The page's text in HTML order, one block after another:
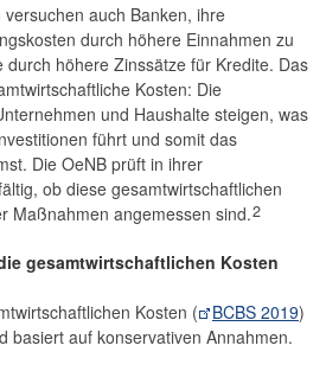
auch Banken, ihre
durch höhere Einnahmen zu
durch höhere Zinssätze für Kredite. Das
Kosten: Die
und Haushalte steigen, was
führt und somit das
Die OeNB prüft in ihrer
ob diese gesamtwirtschaftlichen
Maßnahmen angemessen sind.2
gesamtwirtschaftlichen Kosten
Kosten (
BCBS 2019)
basiert auf konservativen Annahmen.